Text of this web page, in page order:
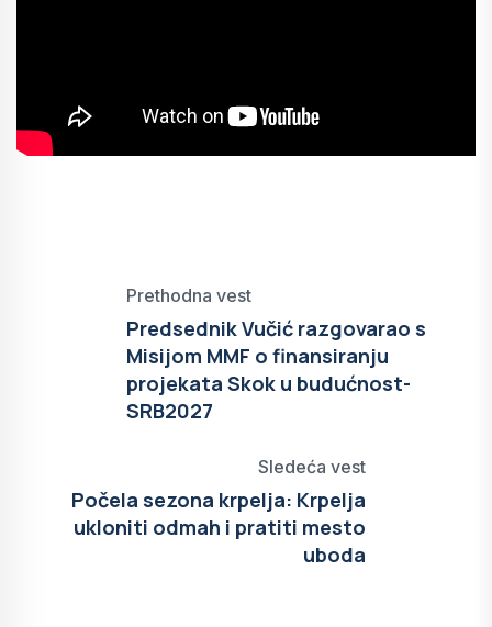
Prethodna vest
Predsednik Vučić razgovarao s
Misijom MMF o finansiranju
projekata Skok u budućnost-
SRB2027
Sledeća vest
Počela sezona krpelja: Krpelja
ukloniti odmah i pratiti mesto
uboda